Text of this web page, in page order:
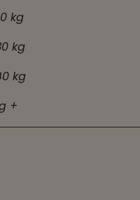
kg
kg
kg
+